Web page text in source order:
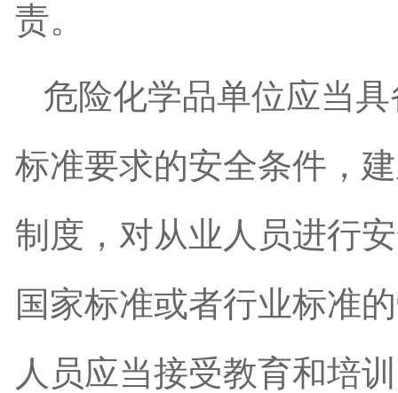
责。
危险化学品单位应当
标准要求的安全条件，
制度，对从业人员进行
国家标准或者行业标准
人员应当接受教育和培